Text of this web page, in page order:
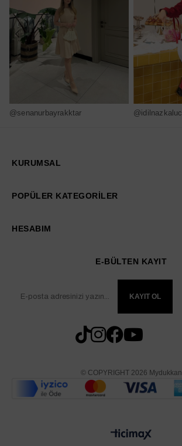
@senanurbayrakktar @idilnazkaluc
KURUMSAL
POPÜLER KATEGORİLER
HESABIM
E-BÜLTEN KAYIT
KAYIT OL
© COPYRIGHT 2026 Mydukkan